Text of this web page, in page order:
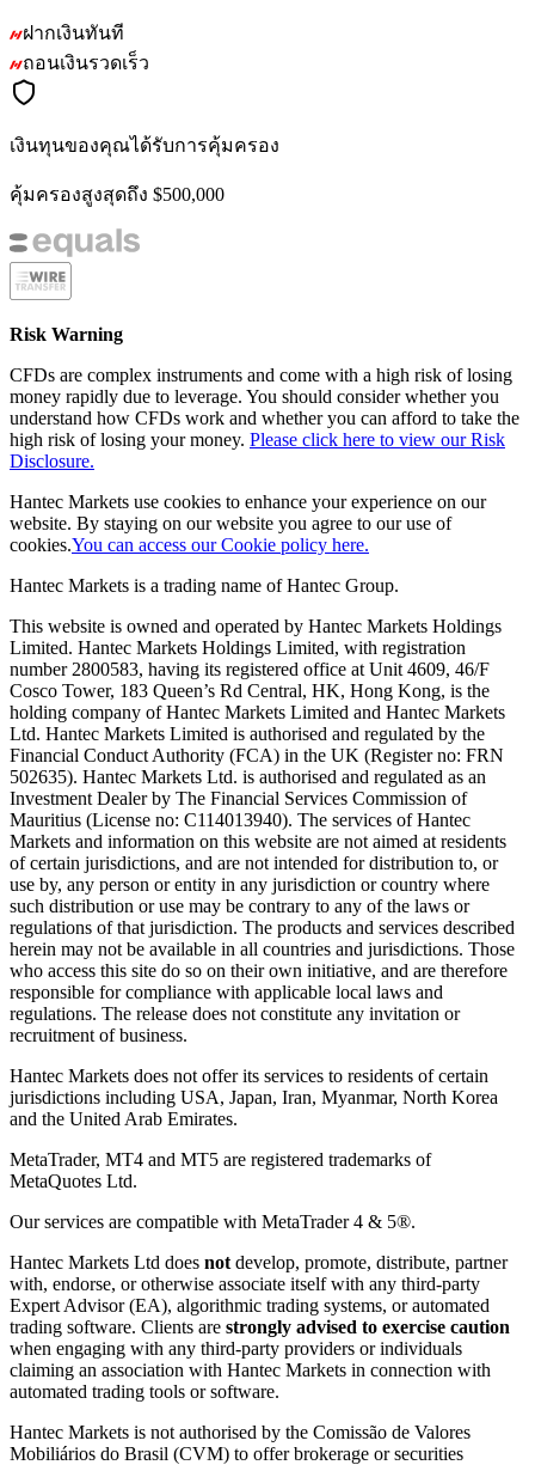
ฝากเงินทันที
ถอนเงินรวดเร็ว
เงินทุนของคุณได้รับการคุ้มครอง
คุ้มครองสูงสุดถึง $500,000
Risk Warning
CFDs are complex instruments and come with a high risk of losing
money rapidly due to leverage. You should consider whether you
understand how CFDs work and whether you can afford to take the
high risk of losing your money. Please click here to view our Risk
Disclosure.
Hantec Markets use cookies to enhance your experience on our
website. By staying on our website you agree to our use of
cookies.You can access our Cookie policy here.
Hantec Markets is a trading name of Hantec Group.
This website is owned and operated by Hantec Markets Holdings
Limited. Hantec Markets Holdings Limited, with registration
number 2800583, having its registered office at Unit 4609, 46/F
Cosco Tower, 183 Queen’s Rd Central, HK, Hong Kong, is the
holding company of Hantec Markets Limited and Hantec Markets
Ltd. Hantec Markets Limited is authorised and regulated by the
Financial Conduct Authority (FCA) in the UK (Register no: FRN
502635). Hantec Markets Ltd. is authorised and regulated as an
Investment Dealer by The Financial Services Commission of
Mauritius (License no: C114013940). The services of Hantec
Markets and information on this website are not aimed at residents
of certain jurisdictions, and are not intended for distribution to, or
use by, any person or entity in any jurisdiction or country where
such distribution or use may be contrary to any of the laws or
regulations of that jurisdiction. The products and services described
herein may not be available in all countries and jurisdictions. Those
who access this site do so on their own initiative, and are therefore
responsible for compliance with applicable local laws and
regulations. The release does not constitute any invitation or
recruitment of business.
Hantec Markets does not offer its services to residents of certain
jurisdictions including USA, Japan, Iran, Myanmar, North Korea
and the United Arab Emirates.
MetaTrader, MT4 and MT5 are registered trademarks of
MetaQuotes Ltd.
Our services are compatible with MetaTrader 4 & 5®.
Hantec Markets Ltd does not develop, promote, distribute, partner
with, endorse, or otherwise associate itself with any third-party
Expert Advisor (EA), algorithmic trading systems, or automated
trading software. Clients are strongly advised to exercise caution
when engaging with any third-party providers or individuals
claiming an association with Hantec Markets in connection with
automated trading tools or software.
Hantec Markets is not authorised by the Comissão de Valores
Mobiliários do Brasil (CVM) to offer brokerage or securities